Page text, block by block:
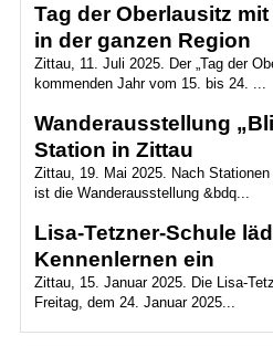
Tag der Oberlausitz
in der ganzen Region
Zittau, 11. Juli 2025. Der „Tag der
kommenden Jahr vom 15. bis 24. ...
Wanderausstellung
Station in Zittau
Zittau, 19. Mai 2025. Nach
ist die Wanderausstellung &bdq...
Lisa-Tetzner-Schule
Kennenlernen ein
Zittau, 15. Januar 2025. Die Lisa-
Freitag, dem 24. Januar 2025...